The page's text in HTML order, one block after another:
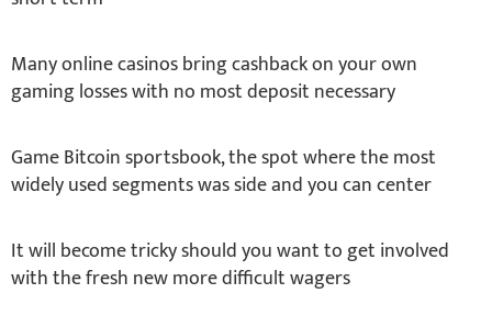
Many online casinos bring cashback on your own
gaming losses with no most deposit necessary
Game Bitcoin sportsbook, the spot where the most
widely used segments was side and you can center
It will become tricky should you want to get involved
with the fresh new more difficult wagers